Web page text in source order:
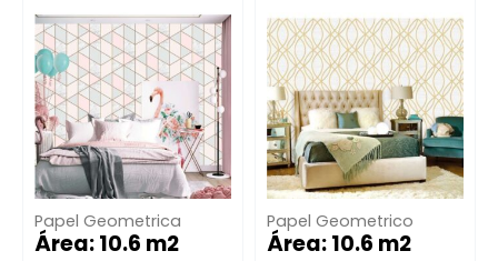
Papel Geometrica
Área: 10.6 m2
Papel Geometrico
Área: 10.6 m2